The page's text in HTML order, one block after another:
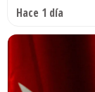
Hace 1 día